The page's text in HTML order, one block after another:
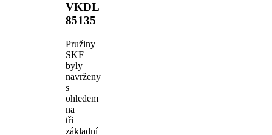
VKDL
85135
Pružiny
SKF
byly
navrženy
s
ohledem
na
tři
základní